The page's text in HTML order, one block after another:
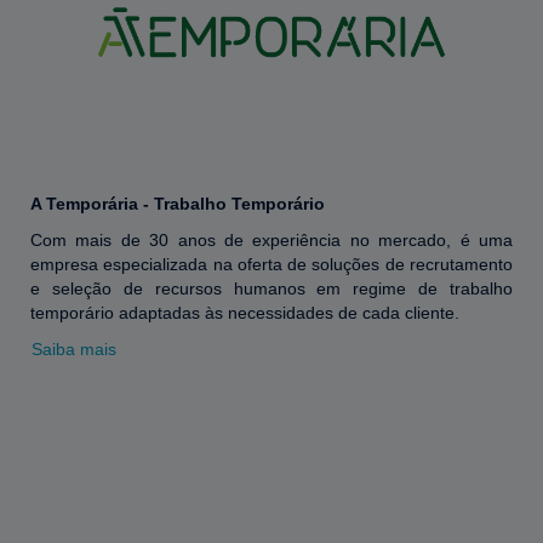
A Temporária - Trabalho Temporário
Com mais de 30 anos de experiência no mercado, é uma
empresa especializada na oferta de soluções de recrutamento
e seleção de recursos humanos em regime de trabalho
temporário adaptadas às necessidades de cada cliente.
Saiba mais